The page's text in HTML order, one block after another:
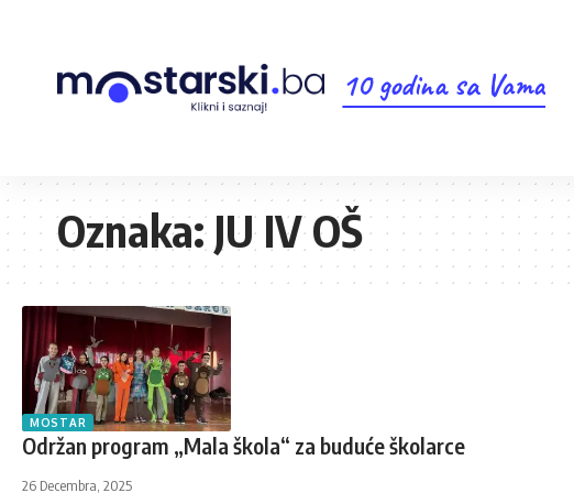
10 godina sa Vama
Oznaka:JU IV OŠ
MOSTAR
Održan program „Mala škola“ za buduće školarce
26 Decembra, 2025